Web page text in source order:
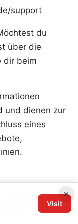
support
du
über die
dir beim
und dienen zur
eines
best bet for
ar det
×
Visit